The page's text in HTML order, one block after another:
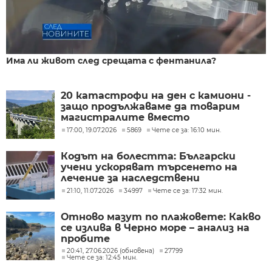
Има ли живот след срещата с фентанила?
20 катастрофи на ден с камиони -
защо продължаваме да товарим
магистралите вместо
железниците?
17:00, 19.07.2026 5869 Чете се за: 16:10 мин.
Кодът на болестта: Български
учени ускоряват търсенето на
лечение за наследствени
невродегенеративни заболявания
21:10, 11.07.2026 34997 Чете се за: 17:32 мин.
Отново мазут по плажовете: Какво
се излива в Черно море – анализ на
пробите
20:41, 27.06.2026 (обновена)
27799
Чете се за: 12:45 мин.